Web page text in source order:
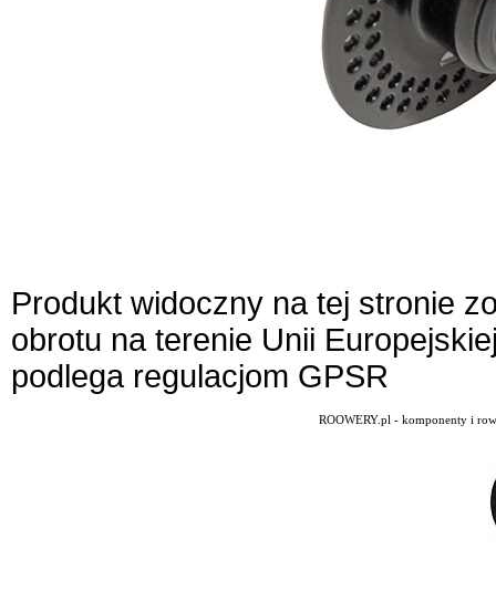
Produkt widoczny na tej stronie
obrotu na terenie Unii
podlega regulacjom GPSR
ROOWERY.pl - komponenty i